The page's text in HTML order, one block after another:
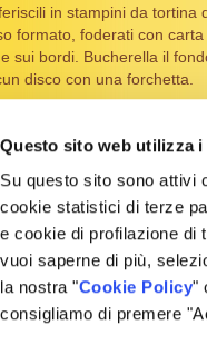
Questo sito web utilizza i
Su questo sito sono attivi
cookie statistici di terze
e cookie di profilazione di
vuoi saperne di più,
la nostra "Cookie Policy"
consigliamo di premere
in stampini da tortina
formato, foderati con
sui bordi. Bucherella il
disco con una forchetta.
già caldo a 180°C per 12-
i tortini tiepidi o a temperatura
con una spolverata di